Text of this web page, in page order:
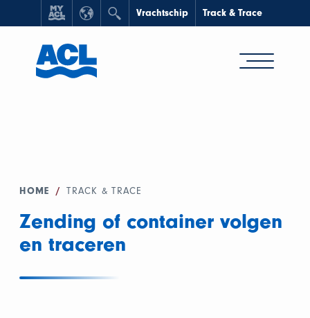
Vrachtschip Track & Trace
HOME / TRACK & TRACE
Zending of container volgen
en traceren